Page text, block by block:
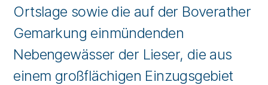
Ortslage sowie die auf der Boverather
Gemarkung einmündenden
Nebengewässer der Lieser, die aus
einem großflächigen Einzugsgebiet